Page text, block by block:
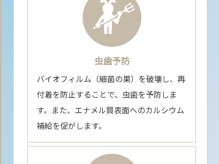
虫歯予防
バイオフィルム（細菌の巣）を破壊し、再
付着を防止することで、虫歯を予防しま
す。また、エナメル質表面へのカルシウム
補給を促がします。